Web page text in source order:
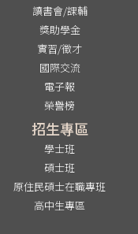
讀書會/課輔
獎助學金
實習/徵才
國際交流
電子報
榮譽榜
招生專區
學士班
碩士班
原住民碩士在職專班
高中生專區